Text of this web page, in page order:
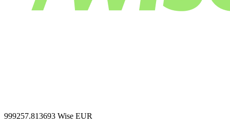
999257.813693 Wise EUR